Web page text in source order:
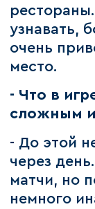
узнавать,
очень
место.
- Что в
сложным
- До этой
через
матчи, но
немного